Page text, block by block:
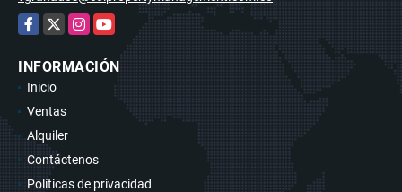
Facebook
X Instagram
YouTube
INFORMACIÓN
Inicio
Ventas
Alquiler
Contáctenos
Políticas de privacidad